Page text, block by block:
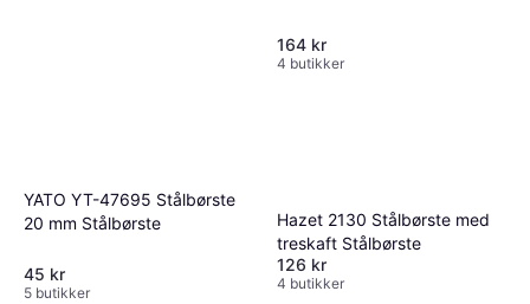
164 kr
4 butikker
YATO YT-47695 Stålbørste
20 mm Stålbørste
45 kr
5 butikker
Hazet 2130 Stålbørste med
treskaft Stålbørste
126 kr
4 butikker